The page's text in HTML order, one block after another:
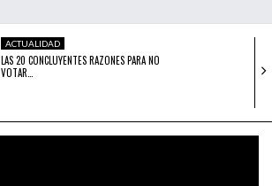
ACTUALIDAD
LAS 20 CONCLUYENTES RAZONES PARA NO
VOTAR…